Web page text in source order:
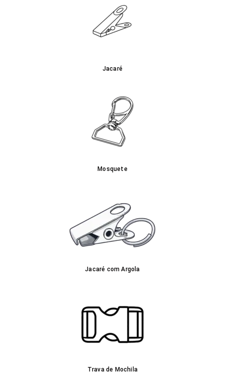
Jacaré
Mosquete
Jacaré com Argola
Trava de Mochila